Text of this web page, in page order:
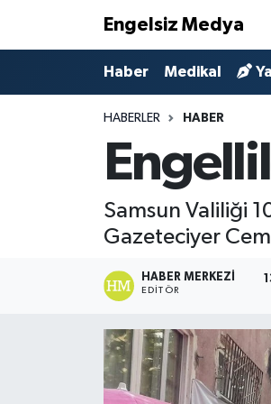
Engelsiz Medya
Haber Medikal
HABERLER HABER
Samsun Valiliği
Gazeteciyer
HABER MERKEZI
EDITÖR
Medikal
Yönetim Kurulu
Yazarlar
Gizlilik Sözleşmesi
Hava Durumu
Trafik Durumu
Süper Lig Puan Durumu ve
Tüm Manşetler
Son Dakika Haberleri
Haber Arşivi